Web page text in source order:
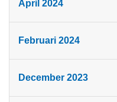
April 2024
Februari 2024
December 2023